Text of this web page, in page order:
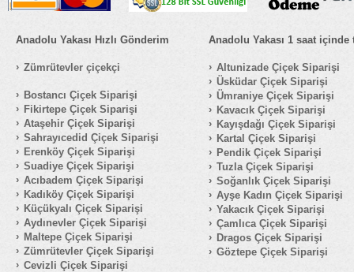
Anadolu Yakası Hızlı Gönderim
Zümrütevler çiçekçi
Bostancı Çiçek Siparişi
Fikirtepe Çiçek Siparişi
Ataşehir Çiçek Siparişi
Sahrayıcedid Çiçek Siparişi
Erenköy Çiçek Siparişi
Suadiye Çiçek Siparişi
Acıbadem Çiçek Siparişi
Kadıköy Çiçek Siparişi
Küçükyalı Çiçek Siparişi
Aydınevler Çiçek Siparişi
Maltepe Çiçek Siparişi
Zümrütevler Çiçek Siparişi
Cevizli Çiçek Siparişi
Anadolu Yakası 1 saat içinde
Altunizade Çiçek Siparişi
Üsküdar Çiçek Siparişi
Ümraniye Çiçek Siparişi
Kavacık Çiçek Siparişi
Kayışdağı Çiçek Siparişi
Kartal Çiçek Siparişi
Pendik Çiçek Siparişi
Tuzla Çiçek Siparişi
Soğanlık Çiçek Siparişi
Ayşe Kadın Çiçek Siparişi
Yakacık Çiçek Siparişi
Çamlıca Çiçek Siparişi
Dragos Çiçek Siparişi
Göztepe Çiçek Siparişi